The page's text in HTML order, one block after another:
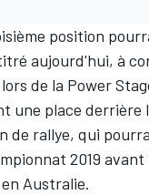
position
aujourd'hui, à
de la Power
une place derrière
de rallye, qui
2019 avant
Australie.